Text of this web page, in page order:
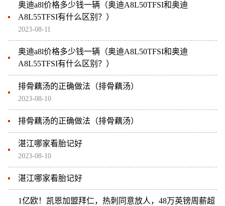
奥迪a8l价格多少钱一辆（奥迪A8L50TFSI和奥迪
A8L55TFSI有什么区别？）
2023-08-11
奥迪a8l价格多少钱一辆（奥迪A8L50TFSI和奥迪
A8L55TFSI有什么区别？）
排骨藕汤的正确做法（排骨藕汤）
2023-08-10
排骨藕汤的正确做法（排骨藕汤）
湛江哪家看胎记好
2023-08-10
湛江哪家看胎记好
1亿欧！凯恩加盟拜仁，热刺同意放人，48万英镑周薪超